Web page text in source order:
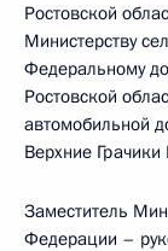
Ростовской
Министерству
Федеральному
Ростовской
автомобильной
Верхние
Заместитель
Федерации –